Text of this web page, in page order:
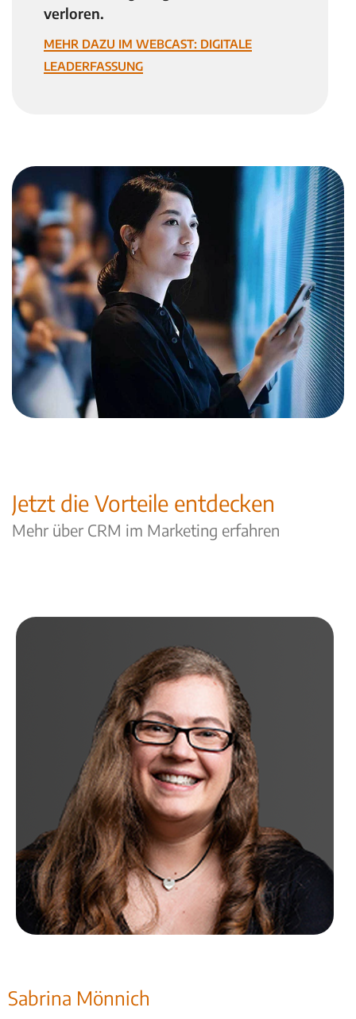
verloren.
Mehr dazu im Webcast: Digitale
Leaderfassung
Jetzt die Vorteile entdecken
Mehr über CRM im Marketing erfahren
Sabrina Mönnich